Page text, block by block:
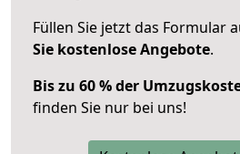
Füllen Sie jetzt das Formular
Sie kostenlose Angebote.
Bis zu 60 % der
finden Sie nur bei uns!